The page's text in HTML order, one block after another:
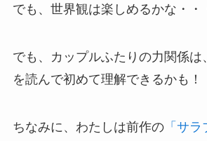
でも、世界観は楽しめるかな・・
でも、カップルふたりの力関係は
を読んで初めて理解できるかも！
ちなみに、わたしは前作の「サラ